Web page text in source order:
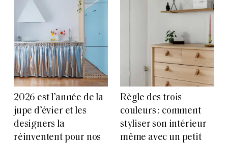
2026 est l’année de la
jupe d’évier et les
designers la
réinventent pour nos
Règle des trois
couleurs : comment
styliser son intérieur
même avec un petit